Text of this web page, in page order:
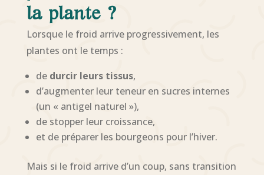
la plante ?
Lorsque le froid arrive progressivement, les
plantes ont le temps :
de durcir leurs tissus,
d’augmenter leur teneur en sucres internes
(un « antigel naturel »),
de stopper leur croissance,
et de préparer les bourgeons pour l’hiver.
Mais si le froid arrive d’un coup, sans transition